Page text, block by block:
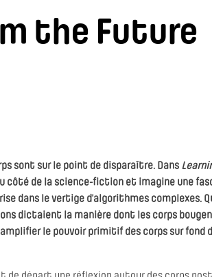
the Future
sont sur le point de disparaître. Dans
côté de la science-fiction et imagine une
dans le vertige d’algorithmes complexes.
dictaient la manière dont les corps
le pouvoir primitif des corps sur